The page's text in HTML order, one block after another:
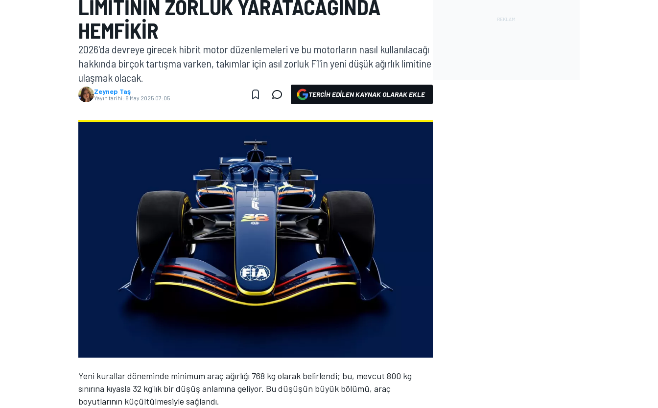
MOTOGP
LIMITININ ZORLUK YARATACAĞINDA
HEMFIKIR
2026'da devreye girecek hibrit motor düzenlemeleri ve bu motorların nasıl kullanılacağı
hakkında birçok tartışma varken, takımlar için asıl zorluk F1'in yeni düşük ağırlık limitine
ulaşmak olacak.
Zeynep Taş
Yayın tarihi: 8 May 2025 07:05 TERCIH EDILEN KAYNAK OLARAK EKLE
Yeni kurallar döneminde minimum araç ağırlığı 768 kg olarak belirlendi; bu, mevcut 800 kg
sınırına kıyasla 32 kg'lık bir düşüş anlamına geliyor. Bu düşüşün büyük bölümü, araç
boyutlarının küçültülmesiyle sağlandı.